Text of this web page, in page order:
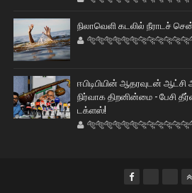
நிலாவெளி கடலில் நீராடச்
ஈபிடிபியின் ஆதரவுடன்
நிர்வாக திறனின்மை - பேசி
டக்ளஸ்!